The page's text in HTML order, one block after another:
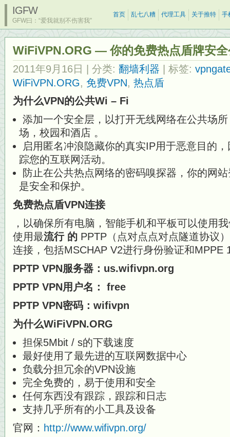
IGFW
GFW曰：“爱我就别不伤害我”
首页 乱七八糟 代理工具 关于推特 手
WiFiVPN.ORG — 你的免费热点盾牌安
2011年9月16日 | 分类: 翻墙利器 | 标签:
WiFiVPN.ORG, 免费VPN, 热点盾
为什么VPN的公共Wi – Fi
添加一个安全层，以打开无线网络在公共场
场，校园和酒店 。
启用匿名冲浪隐藏你的真实IP用于恶意目的
踪您的互联网活动。
防止在公共热点网络的密码嗅探器，你的网
是安全和保护。
免费热点盾VPN连接
，以确保所有电脑，智能手机和平板可以使用
使用最流行 ​​的 PPTP（点对点点对点隧道协议
连接，包括MSCHAP V2进行身份验证和MPPE
PPTP VPN服务器：us.wifivpn.org
PPTP VPN用户名：
free
PPTP VPN密码：wifivpn
为什么WiFiVPN.ORG
担保5Mbit / s的下载速度
最好使用了最先进的互联网数据中心
负载分担冗余的VPN设施
完全免费的，易于使用和安全
任何东西没有跟踪，跟踪和日志
支持几乎所有的小工具及设备
官网： http://www.wifivpn.org/